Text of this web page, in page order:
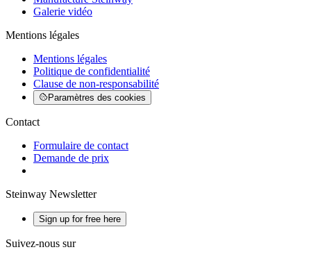
Galerie vidéo
Mentions légales
Mentions légales
Politique de confidentialité
Clause de non-responsabilité
Paramètres des cookies
Contact
Formulaire de contact
Demande de prix
Steinway Newsletter
Sign up for free here
Suivez-nous sur